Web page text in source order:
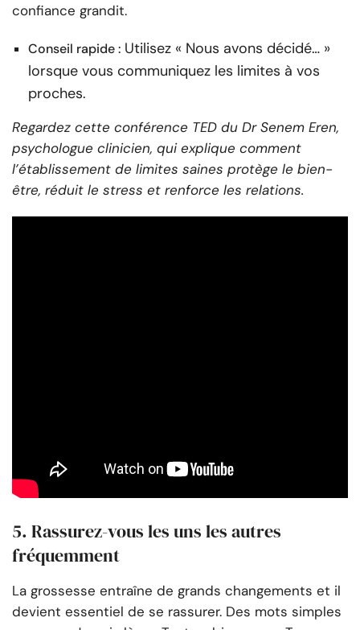
confiance grandit.
Conseil rapide : Utilisez « Nous avons décidé… »
lorsque vous communiquez les limites à vos
proches.
Regardez cette conférence TED du Dr Senem Eren,
psychologue clinicien, qui explique comment
l’établissement de limites saines protège le bien-
être, réduit le stress et renforce les relations.
5. Rassurez-vous les uns les autres
fréquemment
La grossesse entraîne de grands changements et il
devient essentiel de se rassurer. Des mots simples